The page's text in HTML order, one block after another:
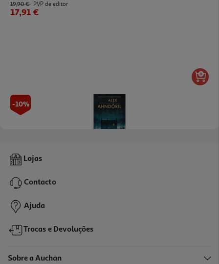
19,90 € PVP de editor
17,91 €
-10%
Livro Vou Encontrar A Chave De Alex Ahndoril
19,98 € PVP de editor
17,98 €
Lojas
Contacto
Ajuda
Trocas e Devoluções
Sobre a Auchan